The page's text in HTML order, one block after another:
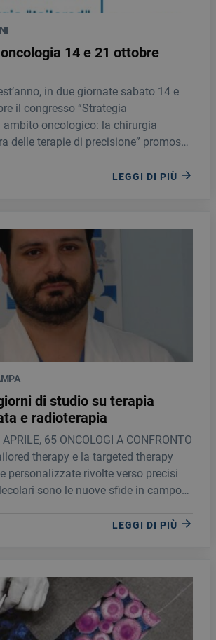
14 e 21 ottobre
in due giornate sabato 14 e
il congresso “Strategia
ambito oncologico: la chirurgia
delle terapie di precisione” promosso
LEGGI DI PIÙ
di studio su terapia
e radioterapia
65 ONCOLOGI A CONFRONTO
therapy e la targeted therapy
personalizzate rivolte verso precisi
sono le nuove sfide in campo
Sicilia da giovedì 16 aprile a sabato
LEGGI DI PIÙ